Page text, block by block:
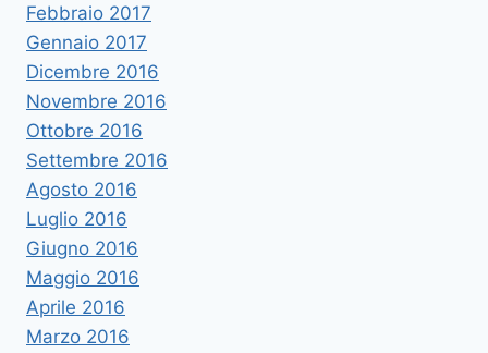
Febbraio 2017
Gennaio 2017
Dicembre 2016
Novembre 2016
Ottobre 2016
Settembre 2016
Agosto 2016
Luglio 2016
Giugno 2016
Maggio 2016
Aprile 2016
Marzo 2016